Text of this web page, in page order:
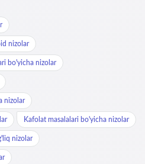
nizolar
bo'yicha nizolar
nizolar
Kafolat masalalari bo'yicha nizolar
nizolar